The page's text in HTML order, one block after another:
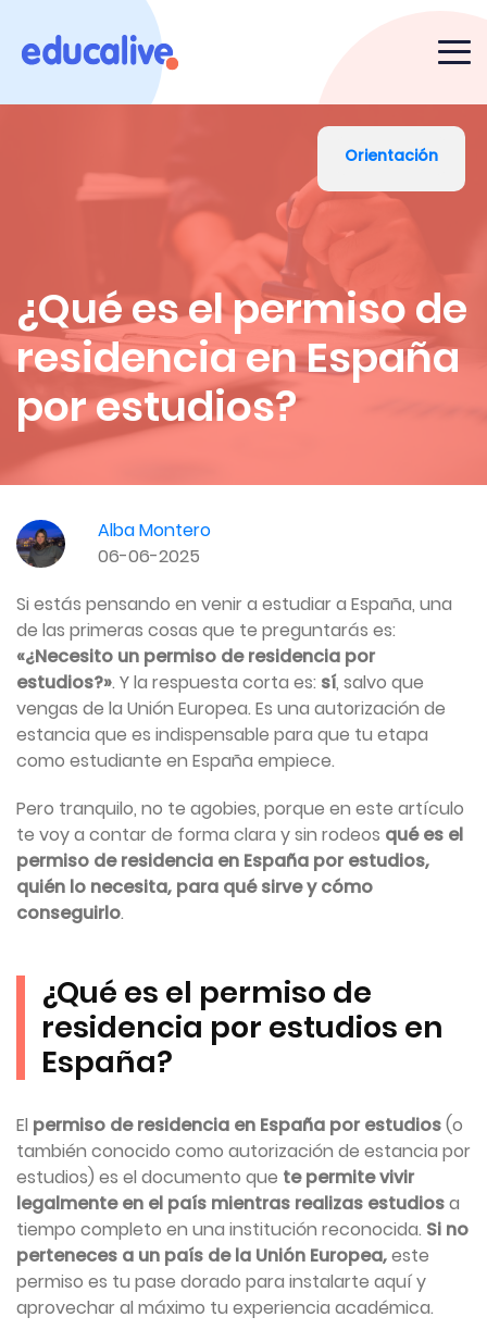
Orientación
¿Qué es el permiso de
residencia en España
por estudios?
Alba Montero
06-06-2025
Si estás pensando en venir a estudiar a España, una
de las primeras cosas que te preguntarás es:
«¿Necesito un permiso de residencia por
estudios?». Y la respuesta corta es: sí, salvo que
vengas de la Unión Europea. Es una autorización de
estancia que es indispensable para que tu etapa
como estudiante en España empiece.
Pero tranquilo, no te agobies, porque en este artículo
te voy a contar de forma clara y sin rodeos qué es el
permiso de residencia en España por estudios,
quién lo necesita, para qué sirve y cómo
conseguirlo.
¿Qué es el permiso de
residencia por estudios en
España?
El permiso de residencia en España por estudios(o
también conocido como autorización de estancia por
estudios) es el documento que te permite vivir
legalmente en el país mientras realizas estudiosa
tiempo completo en una institución reconocida. Si no
perteneces a un país de la Unión Europea,este
permiso es tu pase dorado para instalarte aquí y
aprovechar al máximo tu experiencia académica.